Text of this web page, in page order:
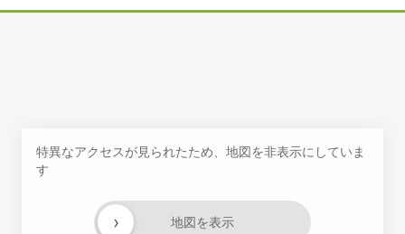
特異なアクセスが見られたため、地図を非表示にしていま
す
地図を表示
›